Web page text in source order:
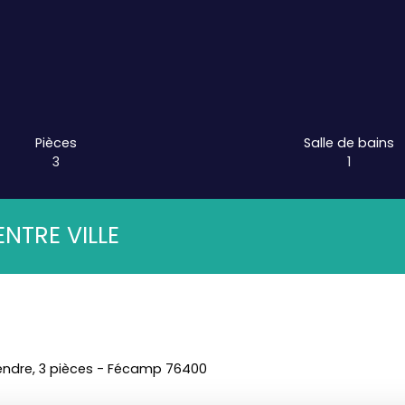
Pièces
3
Salle de bains
1
VILLE
3 pièces - Fécamp 76400